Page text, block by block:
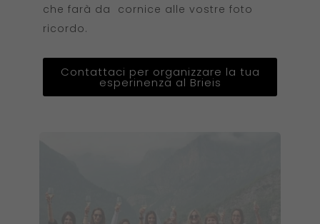
che farà da cornice alle vostre foto
ricordo.
Contattaci per organizzare la tua
esperinenza al Brieis